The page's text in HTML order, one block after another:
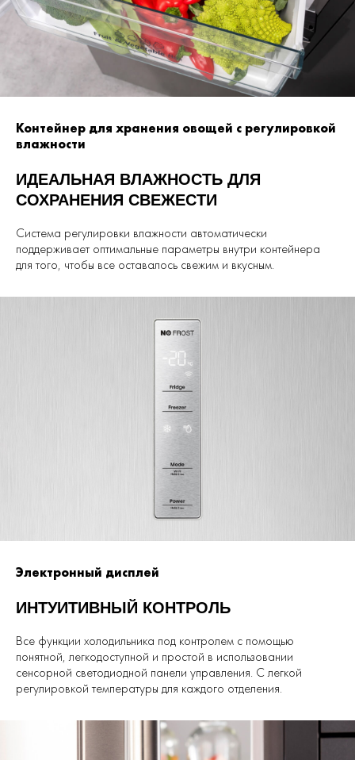
Контейнер для хранения овощей с регулировкой
влажности
ИДЕАЛЬНАЯ ВЛАЖНОСТЬ ДЛЯ
СОХРАНЕНИЯ СВЕЖЕСТИ
Система регулировки влажности автоматически
поддерживает оптимальные параметры внутри контейнера
для того, чтобы все оставалось свежим и вкусным.
Электронный дисплей
ИНТУИТИВНЫЙ КОНТРОЛЬ
Все функции холодильника под контролем с помощью
понятной, легкодоступной и простой в использовании
сенсорной светодиодной панели управления. С легкой
регулировкой температуры для каждого отделения.